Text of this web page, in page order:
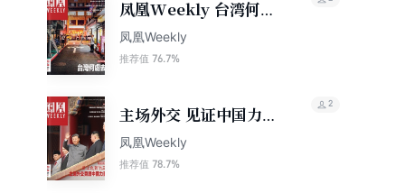
凤凰Weekly 台湾何处
去（2024年第5期）
凤凰Weekly
推荐值 76.7%
主场外交 见证中国力量
香港凤凰Weekly2025
年第28期
凤凰Weekly
推荐值 78.7%
2